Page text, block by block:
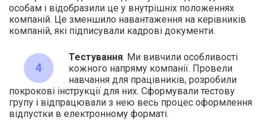
особам і відобразили це у внутрішніх положеннях
компаній. Це зменшило навантаження на керівників
компаній, які підписували кадрові документи.
Тестування. Ми вивчили особливості
кожного напряму компанії. Провели
навчання для працівників, розробили
покрокові інструкції для них. Сформували тестову
групу і відпрацювали з нею весь процес оформлення
відпустки в електронному форматі.